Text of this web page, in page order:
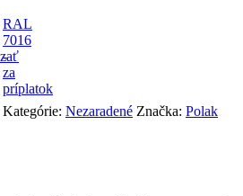
RAL
7016
-
za
príplatok
Kategórie: Nezaradené Značka: Polak